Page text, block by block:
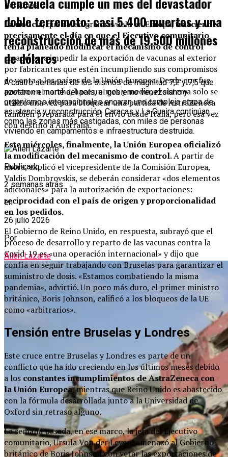
personas.
La noticia, que causó gran revuelo en Europa,trasciende
precisamente el día en que el Ejecutivo comunitario
tenía planeado modificar elmecanismo de control
creado para impedir la exportación de vacunas al exterior
por fabricantes que estén incumpliendo sus compromisos
de venta a los países de la Unión Europea. Desde que fue
puesto en marcha, hace un mes y medio, el sistema solo se
utilizó una vez para bloquear una partida de AstraZeneca
también preparada para el envío desde Italia, pero esa vez
con destino a Australia.
Este miércoles, finalmente, la Unión Europea oficializó
la modificación del mecanismo de control.A partir de
ahora, explicó el vicepresidente de la Comisión Europea,
Valdis Dombrovskis, se deberán considerar «dos elementos
adicionales» para la autorización de exportaciones:
reciprocidad con el país de origen y proporcionalidad
en los pedidos.
El Gobierno de Reino Unido, en respuesta, subrayó que el
proceso de desarrollo y reparto de las vacunas contra la
Covid-19 es «una operación internacional» y dijo que
confía en seguir trabajando con Bruselas para garantizar el
suministro de dosis. «Estamos combatiendo la misma
pandemia», advirtió. Un poco más duro, el primer ministro
británico, Boris Johnson, calificó a los bloqueos de la UE
como «arbitrarios».
Tensión entre Bruselas y Londres
Este cruce entre Bruselas y Londres es parte de un
conflicto que ha ido creciendo en los últimos meses debido
a los constantes incumplimientos de AstraZeneca con
la Unión Europea, mientras que Reino Unido es abastecido
con la fórmula desarrollada junto a la Universidad de
Oxford sin retraso alguno.
La semana pasada, en ese marco, la jefa del Ejecutivo
comunitario, Ursula Von der Leyen, amenazó al Gobierno
británico de Boris Johnson con vetar las exportaciones de
doble terremoto: casi 5.400 muertos y una
reconstrucción de más de 19.500 millones
de dólares
A cuatro semanas de los sismos de magnitud 7,2 y 7,5 que
azotaron el norte del país, el gobierno venezolano y
organismos internacionales encaran una compleja etapa de
asistencia y reconstrucción. Caracas y La Guaira continúan
como las zonas más castigadas, con miles de personas
viviendo en campamentos e infraestructura destruida.
Publicado
2 semanas atrás
en
26 julio 2026
Por
Ailén Lazarte